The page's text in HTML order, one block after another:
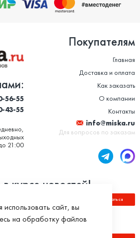
56-55
43-55
21:00
Покупателям
Главная
Доставка и оплата
Как заказать
О компании
Контакты
info@miska.ru
Для вопросов по заказам
в курсе новостей!
Подписаться
по номеру заказа:
сайт, вы
на обработку файлов